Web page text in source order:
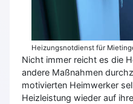
Heizungsnotdienst für
Nicht immer reicht es die
andere Maßnahmen
motivierten Heimwerker
Heizleistung wieder auf